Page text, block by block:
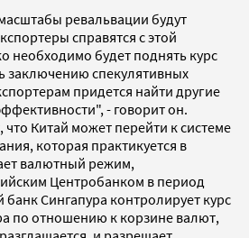
ревальвации будут
справятся с этой
необходимо будет поднять курс
заключению спекулятивных
придется найти другие
- говорит он.
что Китай может перейти к системе
которая практикуется в
валютный режим,
Центробанком в период
Сингапура контролирует курс
по отношению к корзине валют,